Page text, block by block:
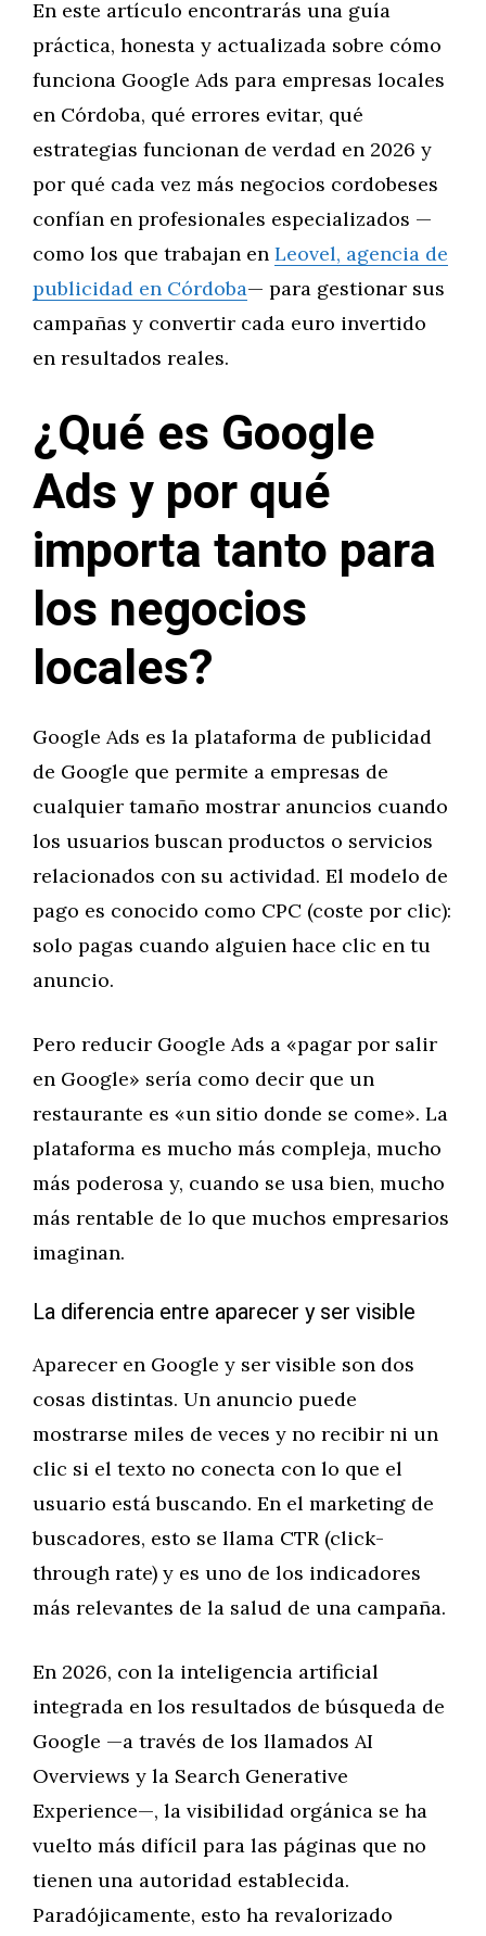
En este artículo encontrarás una guía
práctica, honesta y actualizada sobre cómo
funciona Google Ads para empresas locales
en Córdoba, qué errores evitar, qué
estrategias funcionan de verdad en 2026 y
por qué cada vez más negocios cordobeses
confían en profesionales especializados —
como los que trabajan en Leovel, agencia de
publicidad en Córdoba— para gestionar sus
campañas y convertir cada euro invertido
en resultados reales.
¿Qué es Google
Ads y por qué
importa tanto para
los negocios
locales?
Google Ads es la plataforma de publicidad
de Google que permite a empresas de
cualquier tamaño mostrar anuncios cuando
los usuarios buscan productos o servicios
relacionados con su actividad. El modelo de
pago es conocido como CPC (coste por clic):
solo pagas cuando alguien hace clic en tu
anuncio.
Pero reducir Google Ads a «pagar por salir
en Google» sería como decir que un
restaurante es «un sitio donde se come». La
plataforma es mucho más compleja, mucho
más poderosa y, cuando se usa bien, mucho
más rentable de lo que muchos empresarios
imaginan.
La diferencia entre aparecer y ser visible
Aparecer en Google y ser visible son dos
cosas distintas. Un anuncio puede
mostrarse miles de veces y no recibir ni un
clic si el texto no conecta con lo que el
usuario está buscando. En el marketing de
buscadores, esto se llama CTR (click-
through rate) y es uno de los indicadores
más relevantes de la salud de una campaña.
En 2026, con la inteligencia artificial
integrada en los resultados de búsqueda de
Google —a través de los llamados AI
Overviews y la Search Generative
Experience—, la visibilidad orgánica se ha
vuelto más difícil para las páginas que no
tienen una autoridad establecida.
Paradójicamente, esto ha revalorizado